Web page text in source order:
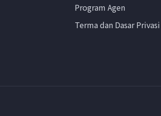
Program Agen
Terma dan Dasar Privasi